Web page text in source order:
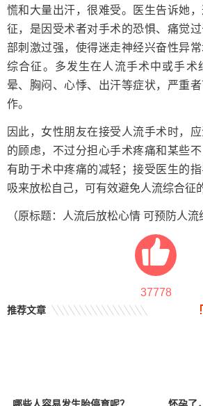
慌和大量出汗，很难受。医生告诉她
征，是因受术者对手术的恐惧、痛觉
部刺激过强，使得迷走神经兴奋性异
综合征。多发生在人流手术中或手术
晕、胸闷、心悸、出汗等症状，严重
作。
因此，女性朋友在接受人流手术时，
的顾虑，不过分担心手术疼痛和某些不
有助于术中疼痛的减轻；接受医生的
吸来放松自己，可有效避免人流综合征
（原标题：人流后放松心情 可预防人流
37778
推荐文章